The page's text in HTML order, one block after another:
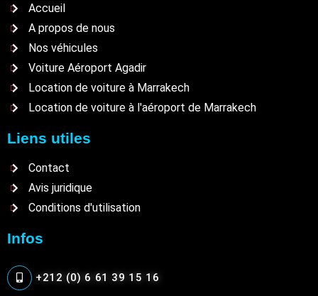
Accueil
A propos de nous
Nos véhicules
Voiture Aéroport Agadir
Location de voiture à Marrakech
Location de voiture à l'aéroport de Marrakech
Liens utiles
Contact
Avis juridique
Conditions d'utilisation
Infos
+212 (0) 6 61 39 15 16